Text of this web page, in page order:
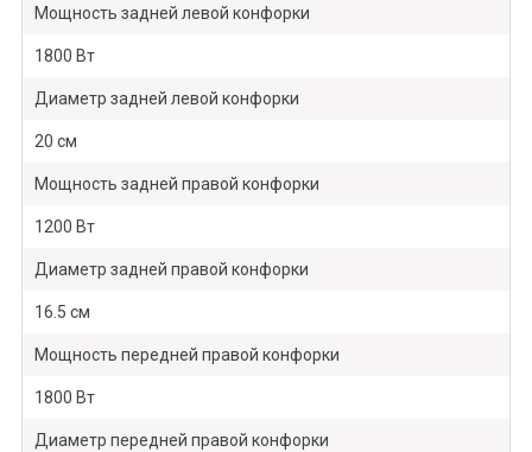
Мощность задней левой конфорки
1800 Вт
Диаметр задней левой конфорки
20 см
Мощность задней правой конфорки
1200 Вт
Диаметр задней правой конфорки
16.5 см
Мощность передней правой конфорки
1800 Вт
Диаметр передней правой конфорки